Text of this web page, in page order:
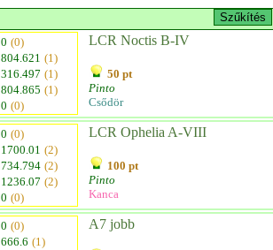
0 (0)
804.621 (1)
316.497 (1)
804.865 (1)
0 (0)
LCR Noctis B-IV
50 pt
Pinto
Csődör
0 (0)
1700.01 (2)
734.794 (2)
1236.07 (2)
0 (0)
LCR Ophelia A-VIII
100 pt
Pinto
Kanca
0 (0)
666.6 (1)
A7 jobb